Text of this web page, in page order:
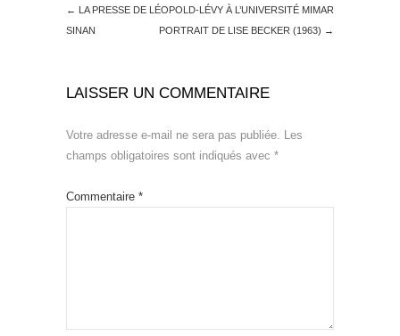
← LA PRESSE DE LÉOPOLD-LÉVY À L’UNIVERSITÉ MIMAR
SINAN
PORTRAIT DE LISE BECKER (1963) →
LAISSER UN COMMENTAIRE
Votre adresse e-mail ne sera pas publiée. Les
champs obligatoires sont indiqués avec *
Commentaire *